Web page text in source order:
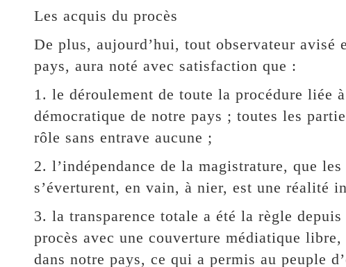
Les acquis du procès
De plus, aujourd’hui, tout observateur avisé
pays, aura noté avec satisfaction que :
1. le déroulement de toute la procédure liée
démocratique de notre pays ; toutes les
rôle sans entrave aucune ;
2. l’indépendance de la magistrature, que
s’éverturent, en vain, à nier, est une réalité
3. la transparence totale a été la règle
procès avec une couverture médiatique
dans notre pays, ce qui a permis au peuple